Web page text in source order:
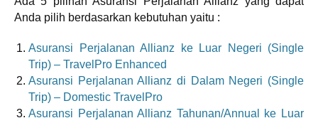
Anda pilih berdasarkan kebutuhan yaitu :
Asuransi Perjalanan Allianz ke Luar Negeri (Single
Trip) – TravelPro Enhanced
Asuransi Perjalanan Allianz di Dalam Negeri (Single
Trip) – Domestic TravelPro
Asuransi Perjalanan Allianz Tahunan/Annual ke Luar